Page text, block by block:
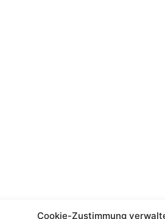
Cookie-Zustimmung